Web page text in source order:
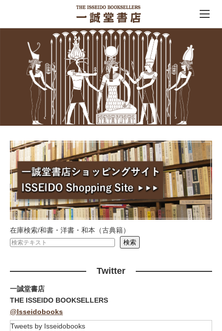
在庫検索/和書・洋書・和本（古典籍）
Twitter
一誠堂書店
THE ISSEIDO BOOKSELLERS
@Isseidobooks
Tweets by Isseidobooks